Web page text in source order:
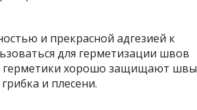
и прекрасной адгезией к
для герметизации швов
герметики хорошо защищают швы
и плесени.